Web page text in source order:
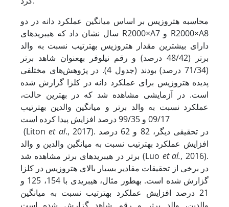
محاسبه هتروزیس بر اساس میانگین عملکرد دانه در دو
سال نشان داد که هیبرید‌های R2000×A7 و R2000×A8
دارای بیشترین مقدار هتروزیس به­ترتیب نسبت به والد
برتر (48/42 درصد) و رقم نیلوفر به­عنوان شاهد برتر
(71/34 درصد) بودند (جدول 4). در پژوهش‌های مختلفی
پدیده هتروزیس برای عملکرد دانه در کلزا گزارش شده
است. در آزمایشی مشاهده شد که در بهترین حالت،
عملکرد نسبت به والد برتر و میانگین والدین به­ترتیب
09/17 و 99/35 درصد افزایش پیدا کرده است
(Litonet al., 2017). در تحقیقی دیگر، 82 و 62 درصد
افزایش عملکرد به­ترتیب نسبت به میانگین والدین و والد
برتر در هیبرید‌های برتر مشاهده شد (Luo et al., 2016).
در برخی از تحقیقات مقادیر بسیار بالای هتروزیس در کلزا
گزارش شده است. به­طور مثال، هیبریدی با 154، 125 و
21 درصد افزایش عملکرد به­ترتیب نسبت به میانگین